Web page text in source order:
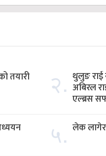
तयारी २. थुलुङ राई
अबिरल
एल्ब्रस
५. लेक लागेर